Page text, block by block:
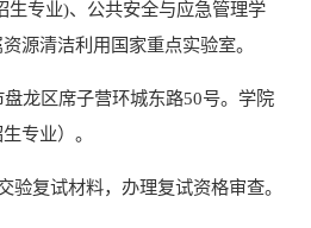
生专业)、公共安全与应急管理学
源清洁利用 国家重点实验室。
龙区席子营环城东路50号。学院
专业） 。
验复试材料，办理复试资格审查。